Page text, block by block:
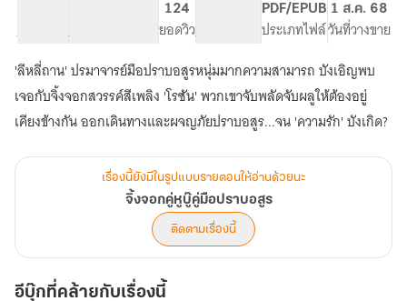
ปราบ
อสูร
จำนวนคำ จำนวนหน้า (A5)
124
ยอดวิวระดับเนื้อหา
PDF/EPUB
ประเภทไฟล์
1 ส.ค. 68
วันที่วางขาย
'ลีหลี่ถาน' ปรมาจารย์มือปราบอสูรหนุ่มมากความสามารถ บังเอิญพบ
เจอกับจิ้งจอกสวรรค์สีเพลิง 'โรซัน' พวกเขาจับพลัดจับผลูให้ต้องอยู่
เคียงข้างกัน ออกเดินทางและผจญภัยปราบอสูร...จน 'ความรัก' บังเกิด?
เรื่องนี้ยังมีในรูปแบบรายตอนให้อ่านด้วยนะ
จิ้งจอกคู่หูบู๊คู่มือปราบอสูร
ติดตามเรื่องนี้
อีบุ๊กที่คล้ายกับเรื่องนี้